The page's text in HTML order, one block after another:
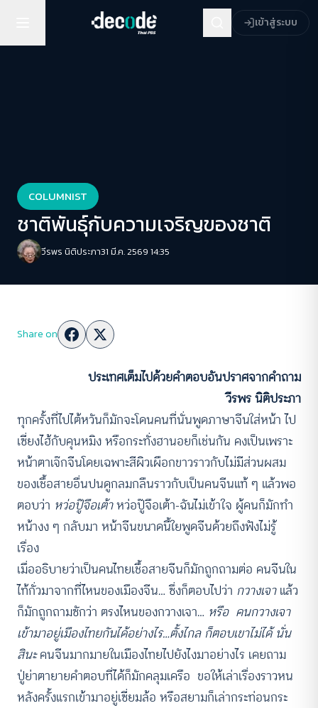
เข้าสู่ระบบ
COLUMNIST
ชาติพันธุ์กับความเจริญของชาติ
วีรพร นิติประภา31 มี.ค. 2569 14:35
Share on
ประเทศเต็มไปด้วยคำตอบอันปราศจากคำถาม
วีรพร นิติประภา
ทุกครั้งที่ไปไต้หวันก็มักจะโดนคนที่นั่นพูดภาษาจีนใส่หน้า ไป
เซี่ยงไฮ้กับคุนหมิง หรือกระทั่งฮานอยก็เช่นกัน คงเป็นเพราะ
หน้าตาเจ๊กจีนโดยเฉพาะสีผิวเผือกขาวราวกับไม่มีส่วนผสม
ของเชื้อสายอื่นปนดูกลมกลืนราวกับเป็นคนจีนแท้ ๆ แล้วพอ
ตอบว่า หว่อปู๊จือเต้าหว่อปู๊จือเต้า-ฉันไม่เข้าใจ ผู้คนก็มักทำ
หน้างง ๆ กลับมา หน้าจีนขนาดนี้ใยพูดจีนด้วยถึงฟังไม่รู้
เรื่อง
เมื่ออธิบายว่าเป็นคนไทยเชื้อสายจีนก็มักถูกถามต่อ คนจีนใน
ไท้กั่วมาจากที่ไหนของเมืองจีน… ซึ่งก็ตอบไปว่า กวางเจาแล้ว
ก็มักถูกถามซักว่า ตรงไหนของกวางเจา… หรือ คนกวางเจา
เข้ามาอยู่เมืองไทยกันได้อย่างไร…ตั้งไกล ก็ตอบเขาไม่ได้ นั่น
สินะคนจีนมากมายในเมืองไทยไปยังไงมาอย่างไร เคยถาม
ปู่ย่าตายายคำตอบที่ได้ก็มักคลุมเครือ ขอให้เล่าเรื่องราวหน
หลังครั้งแรกเข้ามาอยู่เซี่ยมล้อ หรือสยามก็เล่ากระท่อนกระ